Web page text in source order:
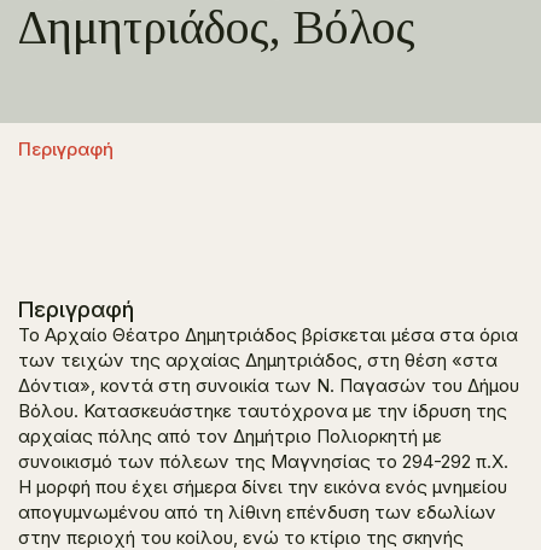
Δημητριάδος, Βόλος
Περιγραφή
Περιγραφή
Το Αρχαίο Θέατρο Δημητριάδος βρίσκεται μέσα στα όρια
των τειχών της αρχαίας Δημητριάδος, στη θέση «στα
Δόντια», κοντά στη συνοικία των Ν. Παγασών του Δήμου
Βόλου. Κατασκευάστηκε ταυτόχρονα με την ίδρυση της
αρχαίας πόλης από τον Δημήτριο Πολιορκητή με
συνοικισμό των πόλεων της Μαγνησίας το 294-292 π.Χ.
Η μορφή που έχει σήμερα δίνει την εικόνα ενός μνημείου
απογυμνωμένου από τη λίθινη επένδυση των εδωλίων
στην περιοχή του κοίλου, ενώ το κτίριο της σκηνής